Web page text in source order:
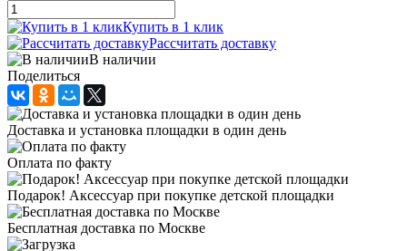
Купить в 1 клик
Рассчитать доставку
В наличии
Поделиться
Доставка и установка площадки в один день
Оплата по факту
Подарок! Аксессуар при покупке детской площадки
Бесплатная доставка по Москве